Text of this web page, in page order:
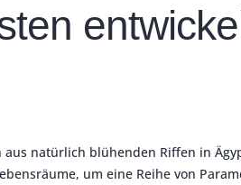
natürlich blühenden Riffen in
um eine Reihe von